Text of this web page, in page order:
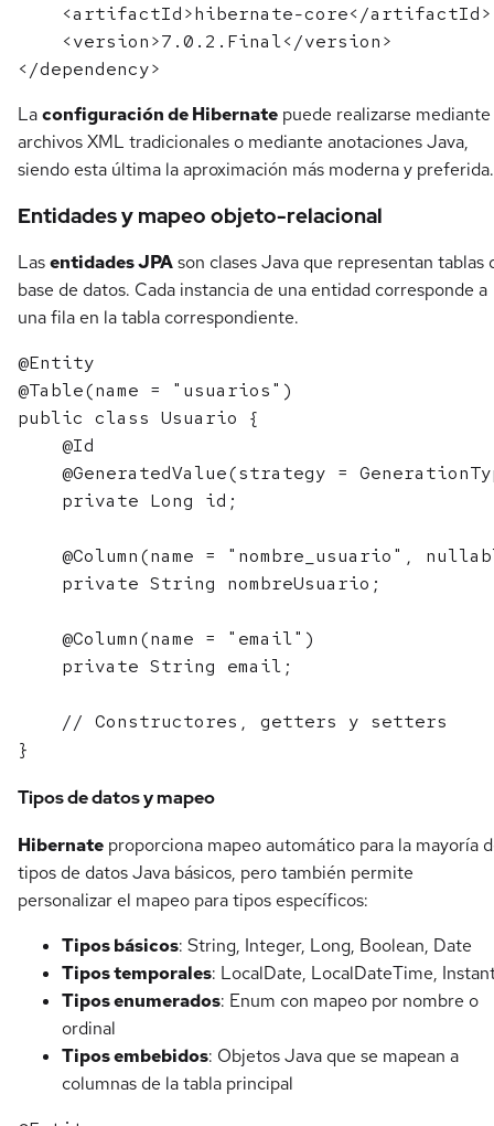
    <artifactId>hibernate-core</artifactId>
    <version>7.0.2.Final</version>
Laconfiguración de Hibernate puede realizarse mediante
archivos XML tradicionales o mediante anotaciones Java,
siendo esta última la aproximación más moderna y preferida.
Entidades y mapeo objeto-relacional
Lasentidades JPAson clases Java que representan tablas
base de datos. Cada instancia de una entidad corresponde a
una fila en la tabla correspondiente.
@Entity
@Table(name = "usuarios")
public class Usuario {
    @Id
@GeneratedValue(strategy =
    private Long id;
@Column(name = "nombre_usuario",
    private String nombreUsuario;
    @Column(name = "email")
    private String email;
    // Constructores, getters y setters
Tipos de datos y mapeo
Hibernate proporciona mapeo automático para la mayoría
tipos de datos Java básicos, pero también permite
personalizar el mapeo para tipos específicos:
Tipos básicos: String, Integer, Long, Boolean, Date
Tipos temporales: LocalDate, LocalDateTime,
Tipos enumerados: Enum con mapeo por nombre o
ordinal
Tipos embebidos: Objetos Java que se mapean a
columnas de la tabla principal